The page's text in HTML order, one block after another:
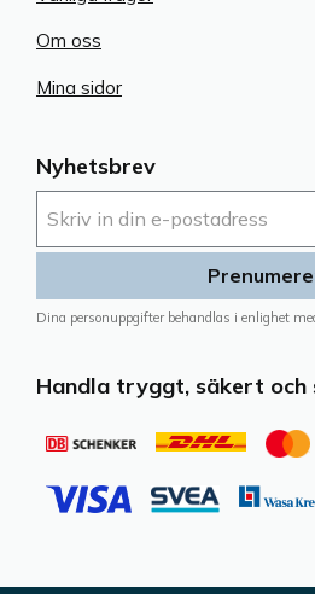
Nyhetsbrev
Dina personuppgifter behandlas i enlighet
Handla tryggt, säkert och
Om oss
Mina sidor